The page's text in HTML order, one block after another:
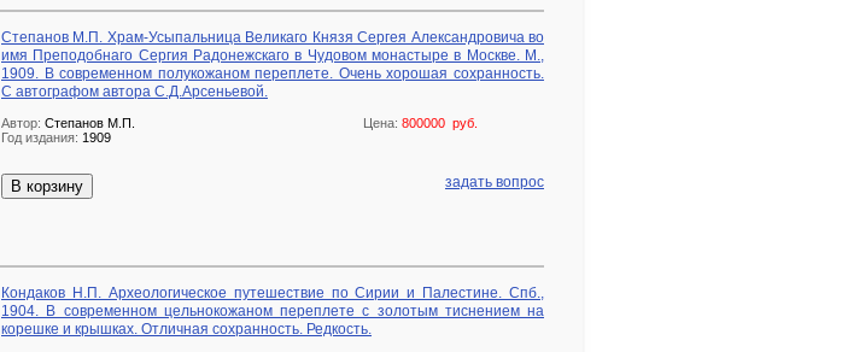
Степанов М.П. Храм-Усыпальница Великаго Князя Сергея Александровича во
имя Преподобнаго Сергия Радонежскаго в Чудовом монастыре в Москве. М.,
1909. В современном полукожаном переплете. Очень хорошая сохранность.
С автографом автора С.Д.Арсеньевой.
Цена: 800000 руб.
Автор: Степанов М.П.
Год издания: 1909
В корзину задать вопрос
Кондаков Н.П. Археологическое путешествие по Сирии и Палестине. Спб.,
1904. В современном цельнокожаном переплете с золотым тиснением на
корешке и крышках. Отличная сохранность. Редкость.